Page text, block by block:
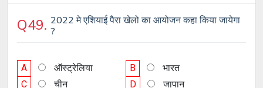
Q49. 2022 मे एशियाई पैरा खेलो का आयोजन कहा किया जायेगा
?
A ऑस्ट्रेलिया B
भारत
C
चीन D जापान